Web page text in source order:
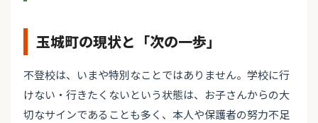
玉城町の現状と「次の一歩」
不登校は、いまや特別なことではありません。学校に行
けない・行きたくないという状態は、お子さんからの大
切なサインであることも多く、本人や保護者の努力不足